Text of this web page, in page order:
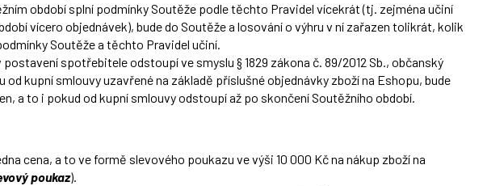
období splní podmínky Soutěže podle těchto Pravidel vícekrát (tj. zejména učiní
vícero objednávek), bude do Soutěže a losování o výhru v ní zařazen tolikrát, kolik
Soutěže a těchto Pravidel učiní.
spotřebitele odstoupí ve smyslu § 1829 zákona č. 89/2012 Sb., občanský
od kupní smlouvy uzavřené na základě příslušné objednávky zboží na Eshopu, bude
a to i pokud od kupní smlouvy odstoupí až po skončení Soutěžního období.
cena, a to ve formě slevového poukazu ve výši 10 000 Kč na nákup zboží na
poukaz).